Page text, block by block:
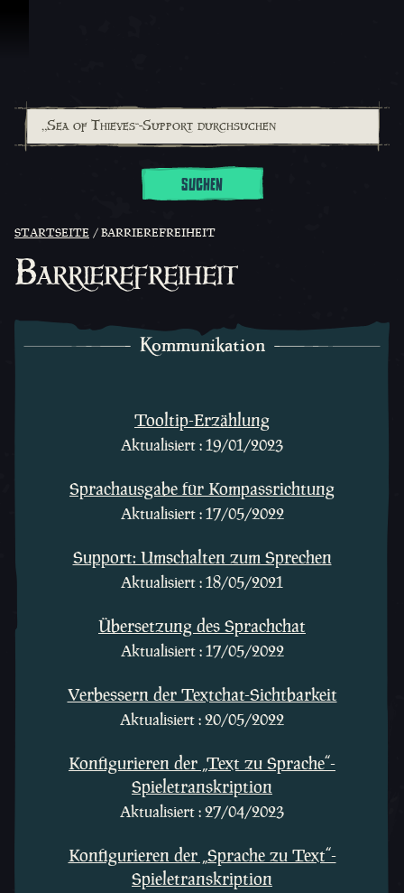
SUCHEN
STARTSEITE BARRIEREFREIHEIT
Barrierefreiheit
Kommunikation
Tooltip-Erzählung
Aktualisiert : 19/01/2023
Sprachausgabe für Kompassrichtung
Aktualisiert : 17/05/2022
Support: Umschalten zum Sprechen
Aktualisiert : 18/05/2021
Übersetzung des Sprachchat
Aktualisiert : 17/05/2022
Verbessern der Textchat-Sichtbarkeit
Aktualisiert : 20/05/2022
Konfigurieren der „Text zu Sprache“-
Spieletranskription
Aktualisiert : 27/04/2023
Konfigurieren der „Sprache zu Text“-
Spieletranskription